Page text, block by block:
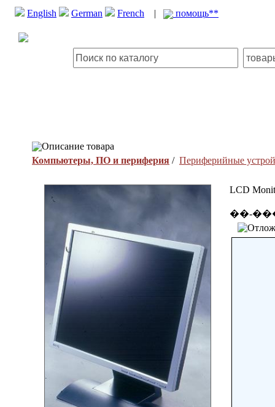
English German French | помощь**
Описание товара
Компьютеры, ПО и периферия / Периферийные
LCD
��-